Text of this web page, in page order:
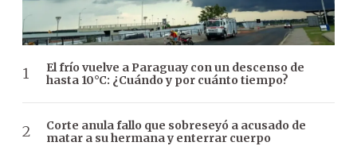
El frío vuelve a Paraguay con un descenso de
hasta 10°C: ¿Cuándo y por cuánto tiempo?
Corte anula fallo que sobreseyó a acusado de
matar a su hermana y enterrar cuerpo